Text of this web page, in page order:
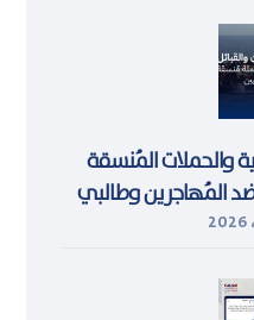
والحملات المُنسقة
ضد المُهاجرين وطالبي